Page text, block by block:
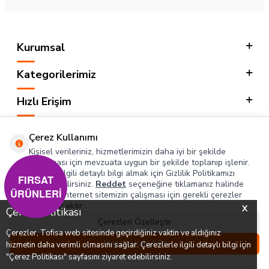
X
Çerez Politikası
Çerezler, Tofisa web sitesinde geçirdiğiniz vaktin ve aldığınız
hizmetin daha verimli olmasını sağlar. Çerezlerle ilgili detaylı bilgi için
"Çerez Politikası" sayfasını ziyaret edebilirsiniz.
Menü
0
Favorilerim Hesabım Sepetim
Kurumsal
Kategorilerimiz
Hızlı Erişim
Adres & İletişim
T-SOFT
Çerez Kullanımı
Kişisel verileriniz, hizmetlerimizin daha iyi bir şekilde
sunulması için mevzuata uygun bir şekilde toplanıp işlenir.
Konuyla ilgili detaylı bilgi almak için Gizlilik Politikamızı
inceleyebilirsiniz. Reddet seçeneğine tıklamanız halinde
yalnızca internet sitemizin çalışması için gerekli çerezler
kullanılacaktır.
Çerezleri Özelleştir
Hepsini Kabul Et
FIRSAT
ÜRÜNLERİ